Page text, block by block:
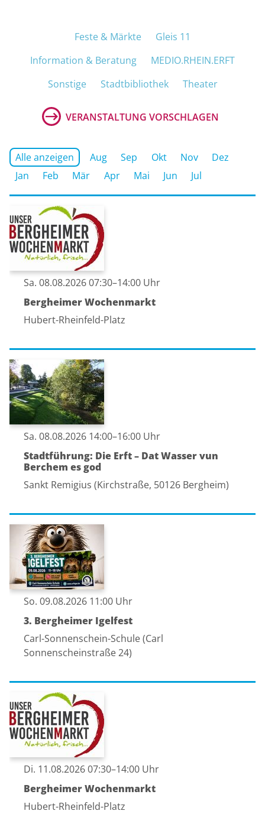
Navigation überspringen
Feste & Märkte
Gleis 11
Information & Beratung
MEDIO.RHEIN.ERFT
Sonstige
Stadtbibliothek Theater
VERANSTALTUNG VORSCHLAGEN
Alle anzeigen Aug Sep Okt Nov
Dez
Jan
Feb Mär Apr Mai Jun Jul
Sa. 08.08.2026 07:30–14:00 Uhr
Bergheimer Wochenmarkt
Hubert-Rheinfeld-Platz
Sa. 08.08.2026 14:00–16:00 Uhr
Stadtführung: Die Erft – Dat Wasser vun
Berchem es god
Sankt Remigius (Kirchstraße, 50126 Bergheim)
So. 09.08.2026 11:00 Uhr
3. Bergheimer Igelfest
Carl-Sonnenschein-Schule (Carl
Sonnenscheinstraße 24)
Di. 11.08.2026 07:30–14:00 Uhr
Bergheimer Wochenmarkt
Hubert-Rheinfeld-Platz